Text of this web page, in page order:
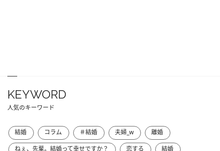
KEYWORD
人気のキーワード
結婚 コラム ＃結婚 夫婦_w
離婚
ねぇ、先輩。結婚って幸せですか？
恋する 結婚